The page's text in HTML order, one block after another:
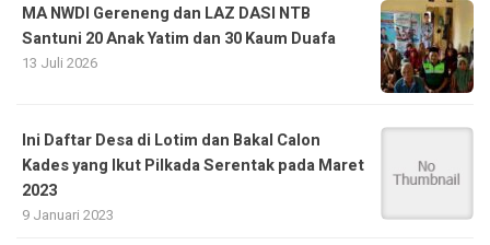
MA NWDI Gereneng dan LAZ DASI NTB
Santuni 20 Anak Yatim dan 30 Kaum Duafa
13 Juli 2026
Ini Daftar Desa di Lotim dan Bakal Calon
Kades yang Ikut Pilkada Serentak pada Maret
2023
9 Januari 2023